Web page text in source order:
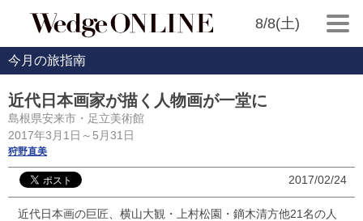
8/8(土)
今月の旅指南
近代日本画家が描く人物画が一堂に
島根県安来市・足立美術館
2017年3月1日～5月31日
狩野直美
2017/02/24
近代日本画の巨匠、横山大観・上村松園・鏑木清方他21名の人